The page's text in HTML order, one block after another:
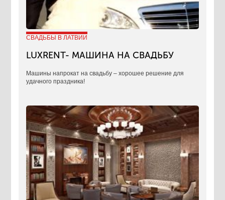
СВАДЬБЫ В ЛАТВИИ
LUXRENT- МАШИНА НА СВАДЬБУ
​Машины напрокат на свадьбу – хорошее решение для
удачного праздника!